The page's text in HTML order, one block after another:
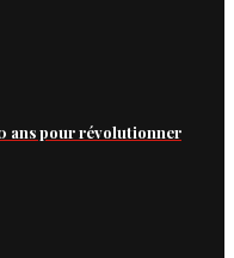
ans pour révolutionner